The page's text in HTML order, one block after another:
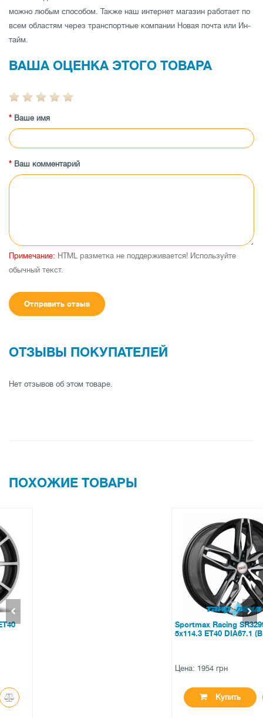
можно любым способом. Также наш интернет магазин работает по
всем областям через транспортные компании Новая почта или Ин-
тайм.
ВАША ОЦЕНКА ЭТОГО ТОВАРА
Ваше имя
Ваш комментарий
Примечание: HTML разметка не поддерживается! Используйте
обычный текст.
Отправить отзыв
ОТЗЫВЫ ПОКУПАТЕЛЕЙ
Нет отзывов об этом товаре.
ПОХОЖИЕ ТОВАРЫ
Sportmax Racing SR3299 7x16